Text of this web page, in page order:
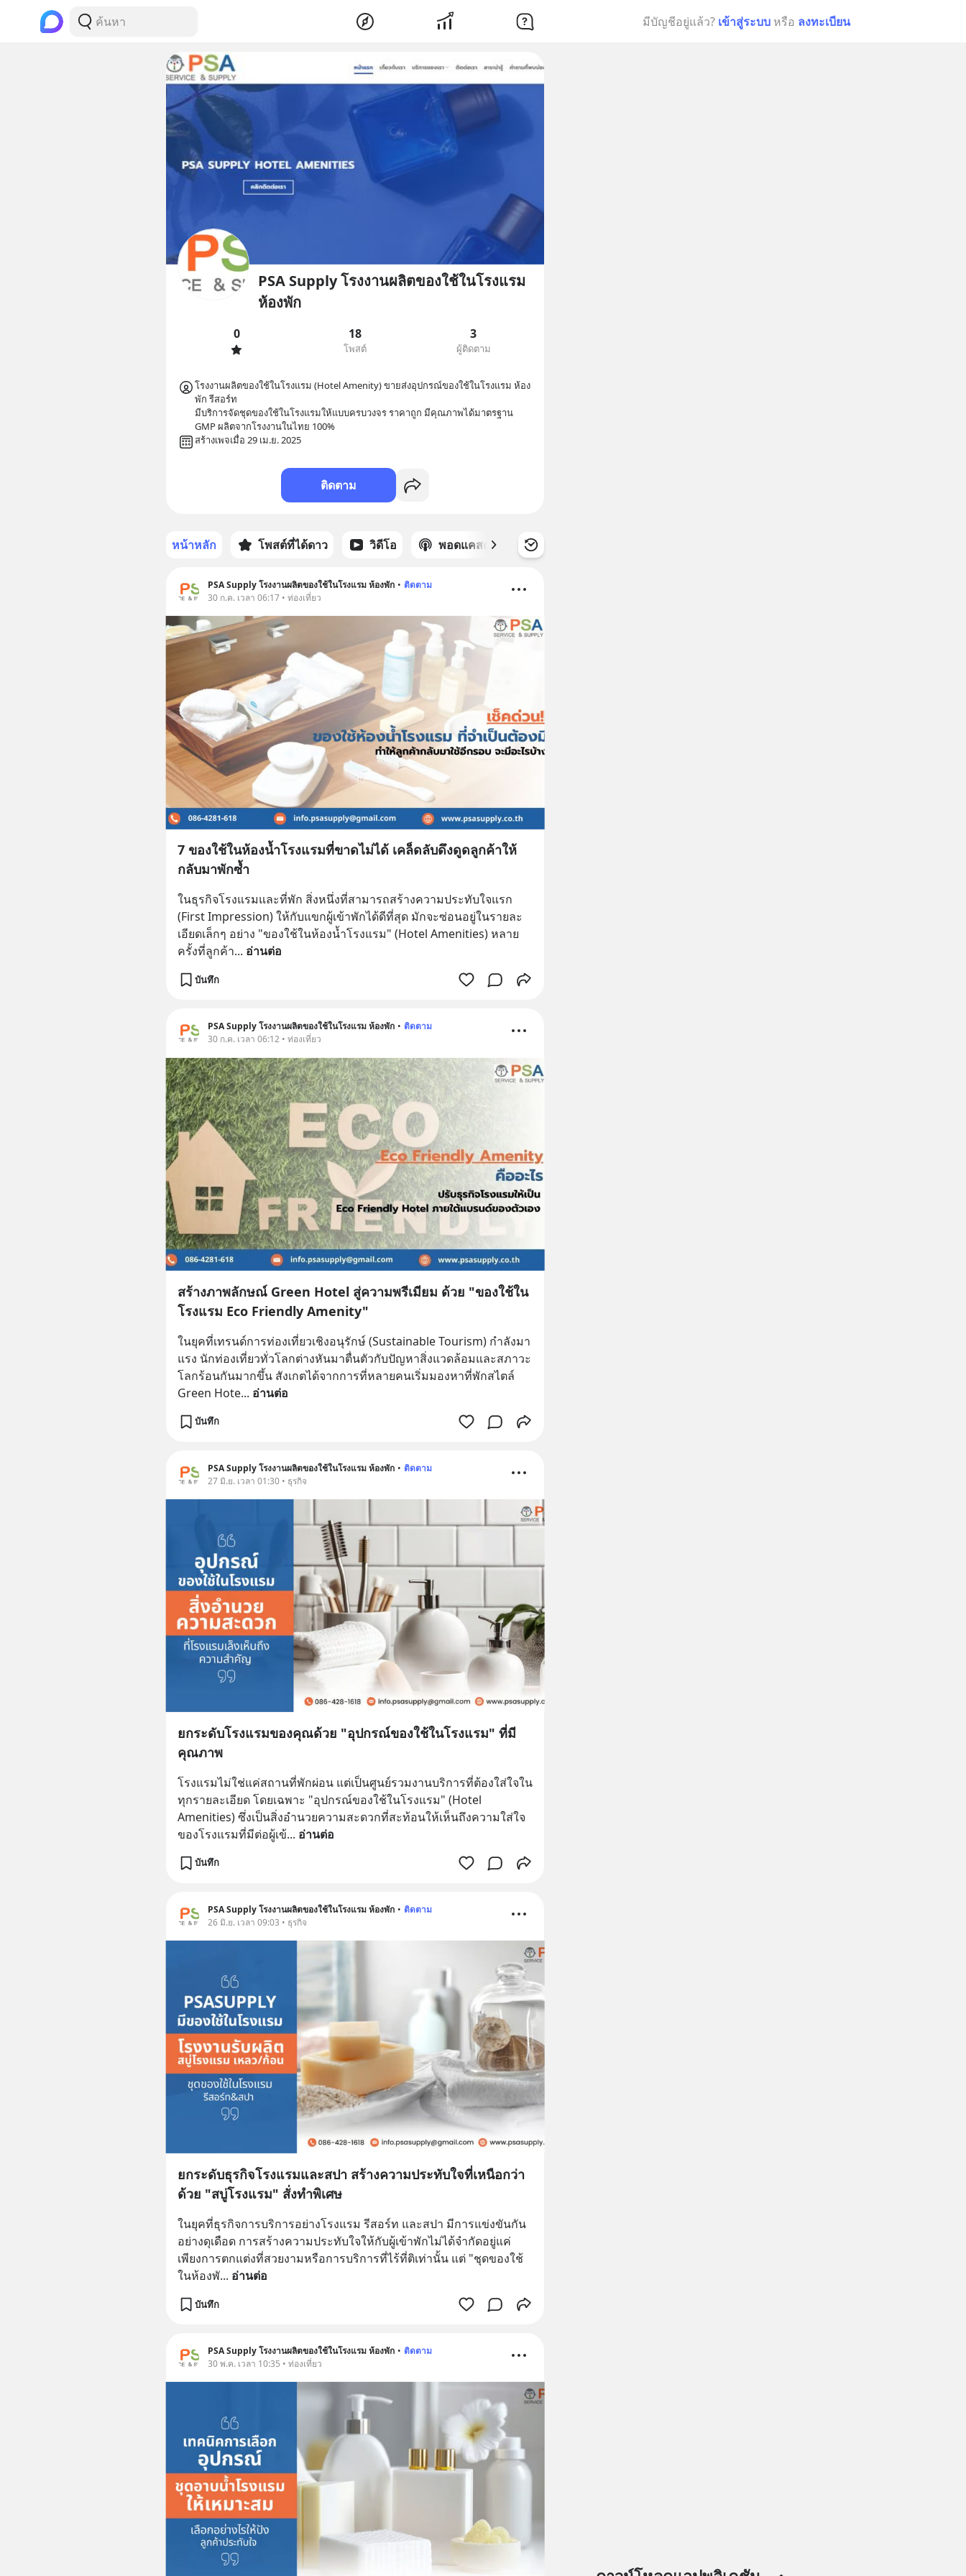
มีบัญชีอยู่แล้ว? เข้าสู่ระบบ หรือ ลงทะเบียน
PSA Supply โรงงานผลิตของใช้ในโรงแรม
ห้องพัก
0 18
โพสต์
3
ผู้ติดตาม
โรงงานผลิตของใช้ในโรงแรม (Hotel Amenity) ขายส่งอุปกรณ์ของใช้ในโรงแรม ห้อง
พัก รีสอร์ท
มีบริการจัดชุดของใช้ในโรงแรมให้แบบครบวงจร ราคาถูก มีคุณภาพได้มาตรฐาน
GMP ผลิตจากโรงงานในไทย 100%
สร้างเพจเมื่อ 29 เม.ย. 2025
ติดตาม
หน้าหลัก โพสต์ที่ได้ดาว วิดีโอ พอดแคสต์ ซีรีส์
PSA Supply โรงงานผลิตของใช้ในโรงแรม ห้องพัก • ติดตาม
30 ก.ค. เวลา 06:17 • ท่องเที่ยว
7 ของใช้ในห้องน้ำโรงแรมที่ขาดไม่ได้ เคล็ดลับดึงดูดลูกค้าให้
กลับมาพักซ้ำ
ในธุรกิจโรงแรมและที่พัก สิ่งหนึ่งที่สามารถสร้างความประทับใจแรก
(First Impression) ให้กับแขกผู้เข้าพักได้ดีที่สุด มักจะซ่อนอยู่ในรายละ
เอียดเล็กๆ อย่าง "ของใช้ในห้องน้ำโรงแรม" (Hotel Amenities) หลาย
ครั้งที่ลูกค้า... อ่านต่อ
บันทึก
PSA Supply โรงงานผลิตของใช้ในโรงแรม ห้องพัก • ติดตาม
30 ก.ค. เวลา 06:12 • ท่องเที่ยว
สร้างภาพลักษณ์ Green Hotel สู่ความพรีเมียม ด้วย "ของใช้ใน
โรงแรม Eco Friendly Amenity"
ในยุคที่เทรนด์การท่องเที่ยวเชิงอนุรักษ์ (Sustainable Tourism) กำลังมา
แรง นักท่องเที่ยวทั่วโลกต่างหันมาตื่นตัวกับปัญหาสิ่งแวดล้อมและสภาวะ
โลกร้อนกันมากขึ้น สังเกตได้จากการที่หลายคนเริ่มมองหาที่พักสไตล์
Green Hote... อ่านต่อ
บันทึก
PSA Supply โรงงานผลิตของใช้ในโรงแรม ห้องพัก • ติดตาม
27 มิ.ย. เวลา 01:30 • ธุรกิจ
ยกระดับโรงแรมของคุณด้วย "อุปกรณ์ของใช้ในโรงแรม" ที่มี
คุณภาพ
โรงแรมไม่ใช่แค่สถานที่พักผ่อน แต่เป็นศูนย์รวมงานบริการที่ต้องใส่ใจใน
ทุกรายละเอียด โดยเฉพาะ "อุปกรณ์ของใช้ในโรงแรม" (Hotel
Amenities) ซึ่งเป็นสิ่งอำนวยความสะดวกที่สะท้อนให้เห็นถึงความใส่ใจ
ของโรงแรมที่มีต่อผู้เข้... อ่านต่อ
บันทึก
PSA Supply โรงงานผลิตของใช้ในโรงแรม ห้องพัก • ติดตาม
26 มิ.ย. เวลา 09:03 • ธุรกิจ
ยกระดับธุรกิจโรงแรมและสปา สร้างความประทับใจที่เหนือกว่า
ด้วย "สบู่โรงแรม" สั่งทำพิเศษ
ในยุคที่ธุรกิจการบริการอย่างโรงแรม รีสอร์ท และสปา มีการแข่งขันกัน
อย่างดุเดือด การสร้างความประทับใจให้กับผู้เข้าพักไม่ได้จำกัดอยู่แค่
เพียงการตกแต่งที่สวยงามหรือการบริการที่ไร้ที่ติเท่านั้น แต่ "ชุดของใช้
ในห้องพั... อ่านต่อ
บันทึก
PSA Supply โรงงานผลิตของใช้ในโรงแรม ห้องพัก • ติดตาม
30 พ.ค. เวลา 10:35 • ท่องเที่ยว